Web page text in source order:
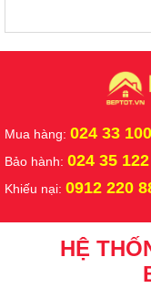
Mua hàng: 024 33
Bảo hành: 024 35
Khiếu nại: 0912 220
HỆ